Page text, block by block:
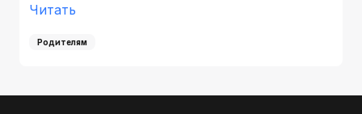
Читать
Родителям